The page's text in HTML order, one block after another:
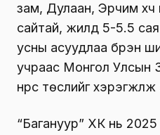
зам, Дулаан, Эрчим хүч
сайтай, жилд 5-5.5 сая
усны асуудлаа бүрэн
учраас Монгол Улсын
нүүрс төслийг
“Багануур” ХК нь 2025